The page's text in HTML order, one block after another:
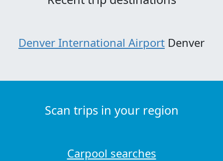
Denver International Airport Denver
Scan trips in your region
Carpool searches